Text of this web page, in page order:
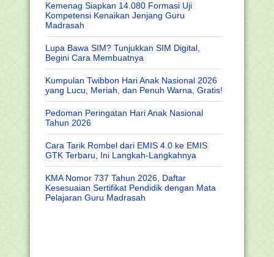
Kemenag Siapkan 14.080 Formasi Uji
Kompetensi Kenaikan Jenjang Guru
Madrasah
Lupa Bawa SIM? Tunjukkan SIM Digital,
Begini Cara Membuatnya
Kumpulan Twibbon Hari Anak Nasional 2026
yang Lucu, Meriah, dan Penuh Warna, Gratis!
Pedoman Peringatan Hari Anak Nasional
Tahun 2026
Cara Tarik Rombel dari EMIS 4.0 ke EMIS
GTK Terbaru, Ini Langkah-Langkahnya
KMA Nomor 737 Tahun 2026, Daftar
Kesesuaian Sertifikat Pendidik dengan Mata
Pelajaran Guru Madrasah